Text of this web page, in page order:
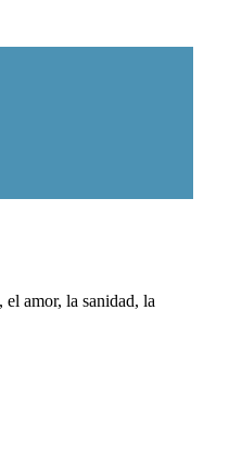
amor, la sanidad, la